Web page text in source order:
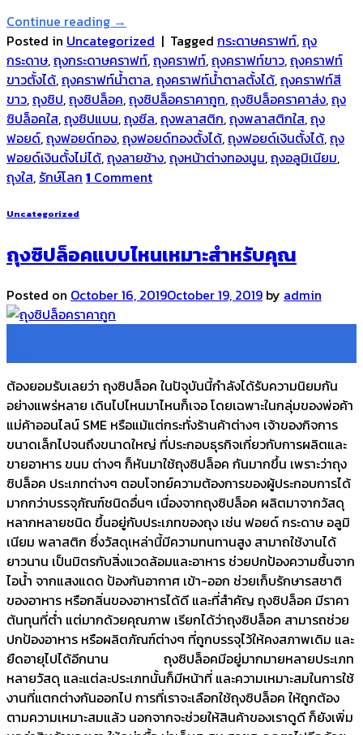
Continue reading →
Posted in Uncategorized | Tagged กระดาษคราฟท์,ถุง
กระดาษ,ถุงกระดาษคราฟท์,ถุงคราฟท์,ถุงคราฟท์ขาว,ถุงคราฟท์
ขาวตั้งได้,ถุงคราฟท์น้ำตาล,ถุงคราฟท์น้ำตาลตั้งได้,ถุงคราฟท์สี
ขาว,ถุงซิป,ถุงซิปล็อค,ถุงซิปล็อคราคาถูก,ถุงซิปล็อคราคาส่ง,ถุง
ซิปล็อคใส,ถุงซิปแบน,ถุงซีล,ถุงพลาสติก,ถุงพลาสติกใส,ถุง
ฟอยด์,ถุงฟอยด์ทอง,ถุงฟอยด์ทองตั้งได้,ถุงฟอยด์เงินตั้งได้,ถุง
ฟอยด์เงินตั้งไม่ได้,ถุงลายช้าง,ถุงหน้าต่างทองนูน,ถุงอลูมิเนียม,
ถุงใส, รักษ์โลก 1 Comment
Uncategorized
ถุงซิปล็อคแบบไหนเหมาะสำหรับคุณ
Posted on October 16, 2019October 19, 2019 by admin
ต้องยอมรับเลยว่า ถุงซิปล็อค ในปัจุบันนี้กำลังได้รับความนิยมกัน
อย่างแพร่หลาย เดินไปไหนมาไหนก็เจอ โดยเฉพาะในกลุ่มของพ่อค้า
แม่ค้าออนไลน์ SME หรือแม้แต่กระทั่งร้านค้าต่างๆ เจ้าของกิจการ
ขนาดเล็กไปจนถึงขนาดใหญ่ ที่ประกอบธุรกิจเกี่ยวกับการผลิตและ
ขายอาหาร ขนม ต่างๆ ก็หันมาใช้ถุงซิปล็อค กันมากขึ้น เพราะว่าถุง
ซิปล็อค ประเภทต่างๆ ตอบโจทย์ความต้องการของผู้ประกอบการได้
มากกว่าบรรจุภัณฑ์ชนิดอื่นๆ เนื่องจากถุงซิปล็อค ผลิตมาจากวัสดุ
หลากหลายชนิด ขึ้นอยู่กับประเภทของถุง เช่น ฟอยด์ กระดาษ อลูมิ
เนียม พลาสติก ซึ่งวัสดุเหล่านี้มีความทนทานสูง สามาถใช้งานได้
ยาวนาน เป็นมิตรกับสิ่งแวดล้อมและอาหาร ช่วยปกป้องความชื้นจาก
ไอน้ำ จากแสงแดด ป้องกันอากาศ เข้า-ออก ช่วยเก็บรักษารสชาติ
ของอาหาร หรือกลิ่นของอาหารได้ดี และที่สำคัญ ถุงซิปล็อค มีราคา
ต้นทุนที่ต่ำ แต่มากด้วยคุณภาพ เรียกได้ว่าถุงซิปล็อค สามารถช่วย
ปกป้องอาหาร หรือผลิตภัณฑ์ต่างๆ ที่ถูกบรรจุไว้ให้คงสภาพเดิม และ
ยืดอายุไปได้อีกนาน ถุงซิปล็อคมีอยู่มากมายหลายประเภท
หลายวัสดุ และแต่ละประเภทนั้นก็มีหน้าที่ และความเหมาะสมในการใช้
งานที่แตกต่างกันออกไป การที่เราจะเลือกใช้ถุงซิปล็อค ให้ถูกต้อง
ตามความเหมาะสมแล้ว นอกจากจะช่วยให้สินค้าของเราดูดี ก็ยังเพิ่ม